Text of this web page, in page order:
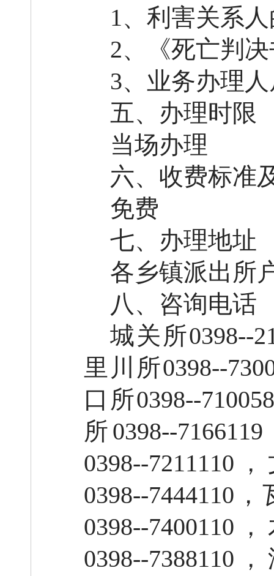
1、利害关系
2、《死亡判
3、业务办理
五、办理时限
当场办理
六、 收费标准
免费
七、办理地址
各乡镇派出所
八、咨询电话
城关所0398--
里川所0398--
口所0398--
所0398--
0398--7211110
0398--7444110
0398--7400110
0398--7388110